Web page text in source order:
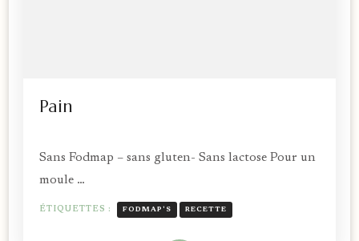
Pain
Sans Fodmap – sans gluten- Sans lactose Pour un
moule …
ÉTIQUETTES : FODMAP'S RECETTE